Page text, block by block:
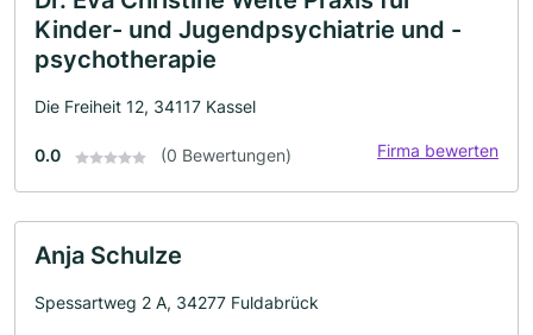
Kinder- und Jugendpsychiatrie und -
psychotherapie
Die Freiheit 12, 34117 Kassel
0.0 (0 Bewertungen) Firma bewerten
Anja Schulze
Spessartweg 2 A, 34277 Fuldabrück